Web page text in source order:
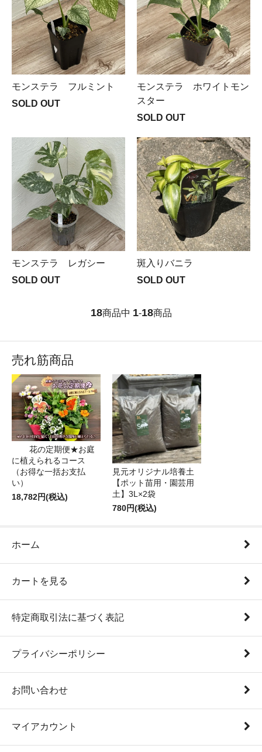
モンステラ フルミント
SOLD OUT
モンステラ ホワイトモン
スター
SOLD OUT
モンステラ レガシー
SOLD OUT
斑入りバニラ
SOLD OUT
18商品中 1-18商品
売れ筋商品
花の定期便★お庭
に植えられるコース
（お得な一括お支払
い）
18,782円(税込)
見元オリジナル培養土
【ポット苗用・園芸用
土】3L×2袋
780円(税込)
ホーム
カートを見る
特定商取引法に基づく表記
プライバシーポリシー
お問い合わせ
マイアカウント